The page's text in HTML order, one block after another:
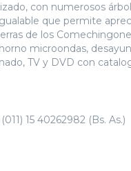
con numerosos
que permite
de los
microondas,
TV y DVD con
15 40262982 (Bs. As.)